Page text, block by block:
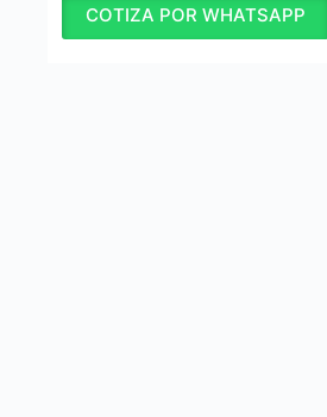
COTIZA POR WHATSAPP